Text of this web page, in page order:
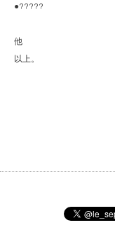
●?????
他
以上。